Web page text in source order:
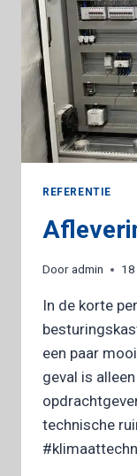
REFERENTIE
Dooradmin
In de korte
een paar
geval is
technische